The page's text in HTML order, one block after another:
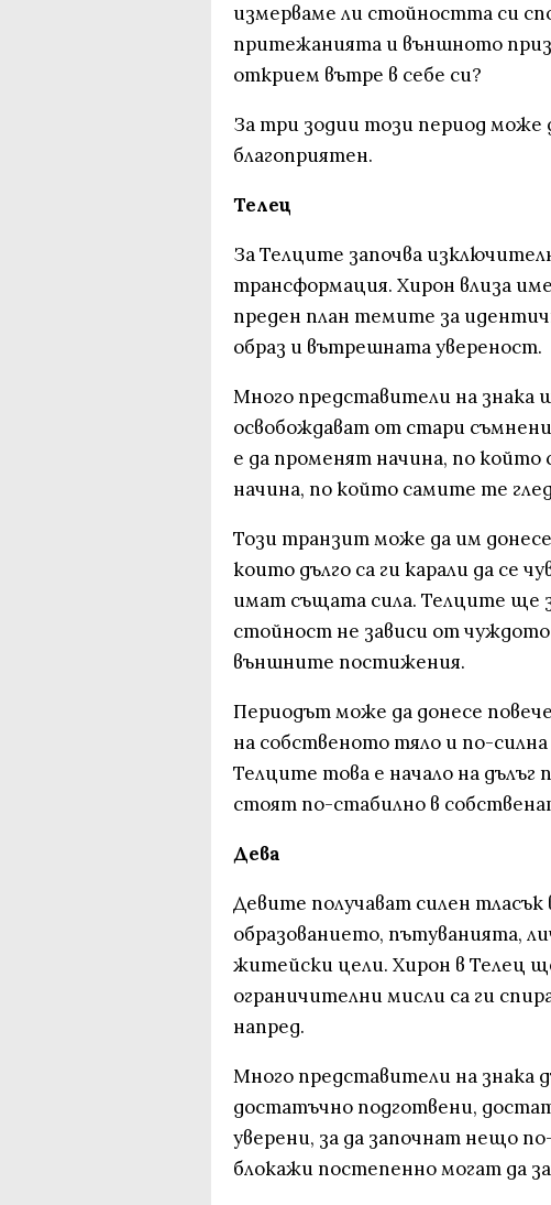
измерваме ли стойността си
притежанията и външното
открием вътре в себе си?
За три зодии този период може
благоприятен.
Телец
За Телците започва
трансформация. Хирон влиза
преден план темите за
образ и вътрешната увереност.
Много представители на знака
освобождават от стари
е да променят начина, по който
начина, по който самите те
Този транзит може да им
които дълго са ги карали да се
имат същата сила. Телците ще
стойност не зависи от
външните постижения.
Периодът може да донесе
на собственото тяло и по-
Телците това е начало на дълъг
стоят по-стабилно в
Дева
Девите получават силен
образованието, пътуванията,
житейски цели. Хирон в Телец
ограничителни мисли са ги
напред.
Много представители на знака
достатъчно подготвени,
уверени, за да започнат нещо
блокажи постепенно могат да